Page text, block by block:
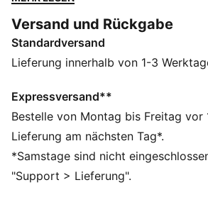
unverwechselbaren Himmelblau und
für die nächste Generation, verbindet
Vergangenheit mit dem Blick in die
dem Platz und abseits davon.
FEATURES + VORTEILE
LIGHT: Das ULTRAWEAVE Material
und Reibung
KOMFORT: Feuchtigkeitsableitende
Technologie sorgt dafür, dass du
Versand und Rückgabe
Standardversand
Lieferung innerhalb von 1-3
Expressversand**
Bestelle von Montag bis Freitag vor
Lieferung am nächsten Tag*.
*Samstage sind nicht
"Support > Lieferung".